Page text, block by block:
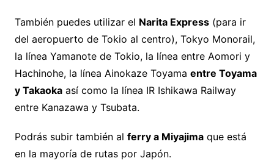
También puedes utilizar el Narita Express(para ir
del aeropuerto de Tokio al centro), Tokyo Monorail,
la línea Yamanote de Tokio, la línea entre Aomori y
Hachinohe, la línea Ainokaze Toyama entre Toyama
y Takaokaasí como la línea IR Ishikawa Railway
entre Kanazawa y Tsubata.
Podrás subir también al ferry a Miyajimaque está
en la mayoría de rutas por Japón.